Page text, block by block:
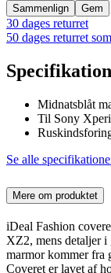
Sammenlign Gem
30 dages returret
50 dages returret
Midnatsblåt
Til Sony
Se alle
Mere om produktet
iDeal Fashion
XZ2, mens detaljer i
marmor kommer fra
Coveret er lavet af